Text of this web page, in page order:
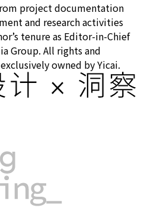
project documentation
and research activities
tenure as Editor-in-Chief
Group. All rights and
owned by Yicai.